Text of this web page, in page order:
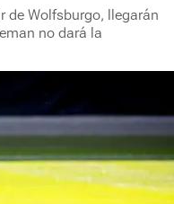
de Wolfsburgo, llegarán
no dará la